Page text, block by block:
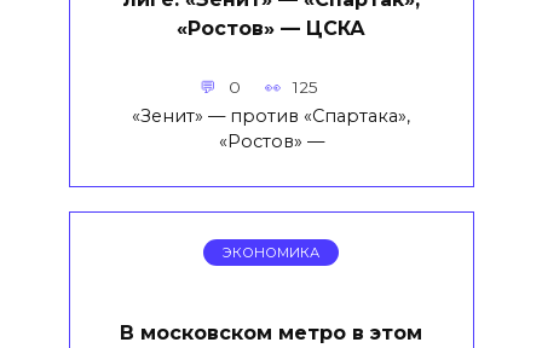
«Ростов» — ЦСКА
0 125
«Зенит» — против «Спартака»,
«Ростов» —
ЭКОНОМИКА
В московском метро в этом